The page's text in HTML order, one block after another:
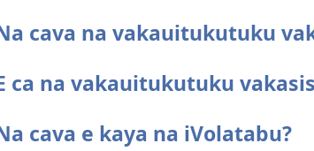
cava na vakauitukutuku
ca na vakauitukutuku
cava e kaya na iVolatabu?